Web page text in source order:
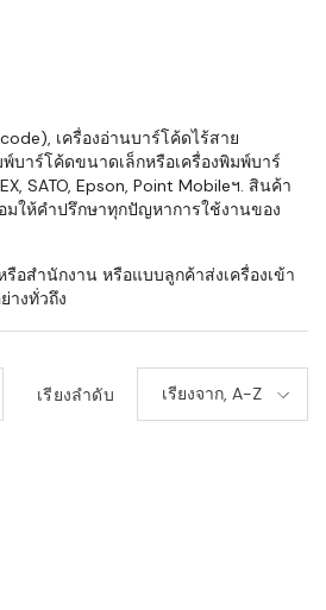
เครื่องอ่านบาร์โค้ดไร้สาย
บาร์โค้ดขนาดเล็กหรือเครื่องพิมพ์บาร์
SATO, Epson, Point Mobileฯ. สินค้า
มให้คำปรึกษาทุกปัญหาการใช้งานของ
อสำนักงาน หรือแบบลูกค้าส่งเครื่องเข้า
างทั่วถึง
เรียงลำดับ เรียงจาก, A-Z